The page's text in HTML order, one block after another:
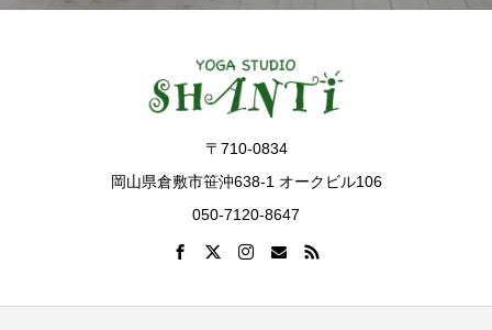
〒710-0834
岡山県倉敷市笹沖638-1 オークビル106
050-7120-8647